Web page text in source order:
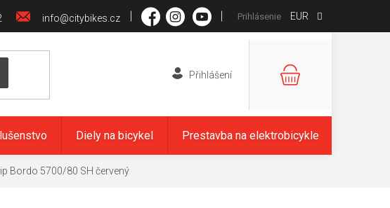
info@citybikes.cz EUR
Prihlásenie
NÁKUPNÝ
Diely na bicykel Prestavba na elektrobicykle
Bordo 5700/80 SH červený